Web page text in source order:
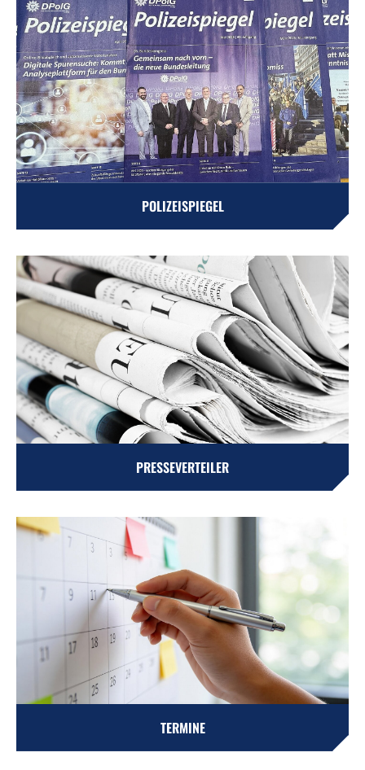
POLIZEISPIEGEL
PRESSEVERTEILER
TERMINE